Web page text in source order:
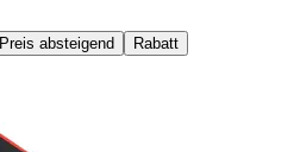
Preis absteigend Rabatt